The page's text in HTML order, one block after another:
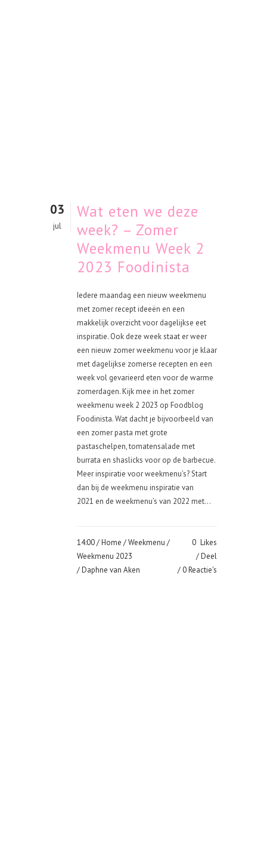
03
jul
Wat eten we deze
week? – Zomer
Weekmenu Week 2
2023 Foodinista
Iedere maandag een nieuw weekmenu
met zomer recept ideeën en een
makkelijk overzicht voor dagelijkse eet
inspiratie. Ook deze week staat er weer
een nieuw zomer weekmenu voor je klaar
met dagelijkse zomerse recepten en een
week vol gevarieerd eten voor de warme
zomerdagen. Kijk mee in het zomer
weekmenu week 2 2023 op Foodblog
Foodinista. Wat dacht je bijvoorbeeld van
een zomer pasta met grote
pastaschelpen, tomatensalade met
burrata en shaslicks voor op de barbecue.
Meer inspiratie voor weekmenu’s? Start
dan bij de weekmenu inspiratie van
2021 en de weekmenu’s van 2022 met...
14:00 /Home /Weekmenu /
Weekmenu 2023
/ Daphne van Aken
0 Likes
Deel
0 Reactie's